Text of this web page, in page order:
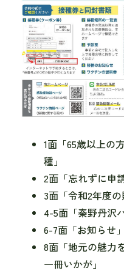
1面「65歳以上の
種」
2面「忘れずに申
3面「令和2年度の
4-5面「秦野丹沢
6-7面「お知らせ」
8面「地元の魅力
一冊いかが」